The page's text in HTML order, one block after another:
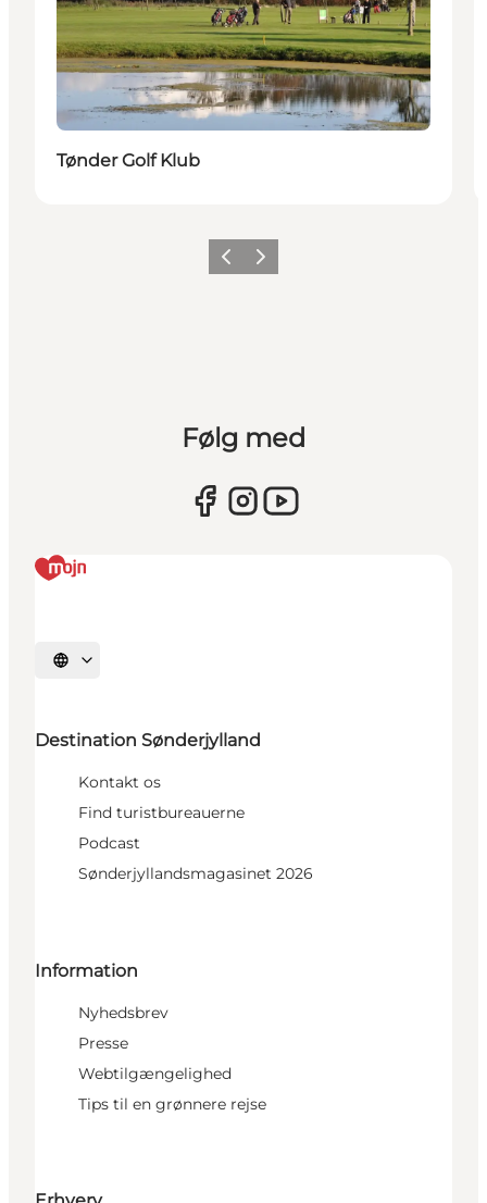
Tønder Golf Klub
ForrigeNæste
Følg med
Vælg sprog
Destination Sønderjylland
Kontakt os
Find turistbureauerne
Podcast
Sønderjyllandsmagasinet 2026
Information
Nyhedsbrev
Presse
Webtilgængelighed
Tips til en grønnere rejse